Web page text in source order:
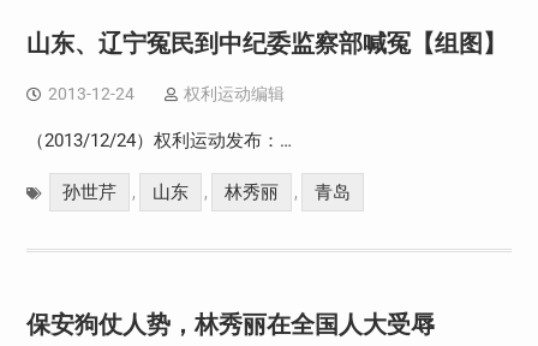
山东、辽宁冤民到中纪委监察部喊冤【组图】
2013-12-24 权利运动编辑
（2013/12/24）权利运动发布：…
孙世芹 , 山东 , 林秀丽 , 青岛
保安狗仗人势，林秀丽在全国人大受辱